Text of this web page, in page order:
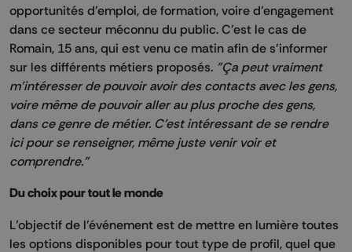
opportunités d’emploi, de formation, voire d’engagement
dans ce secteur méconnu du public. C'est le cas de
Romain, 15 ans, qui est venu ce matin afin de s'informer
sur les différents métiers proposés. "Ça peut vraiment
m'intéresser de pouvoir avoir des contacts avec les gens,
voire même de pouvoir aller au plus proche des gens,
dans ce genre de métier. C'est intéressant de se rendre
ici pour se renseigner, même juste venir voir et
comprendre."
Du choix pour tout le monde
L’objectif de l’événement est de mettre en lumière toutes
les options disponibles pour tout type de profil, quel que